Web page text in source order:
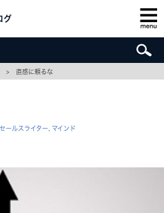
グ
> 直感に頼るな
セールスライター マインド